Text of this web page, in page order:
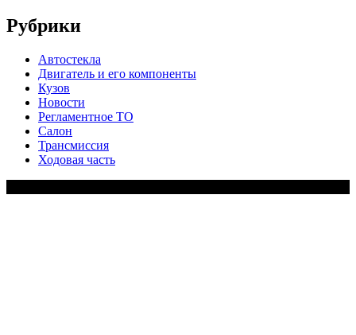
Рубрики
Автостекла
Двигатель и его компоненты
Кузов
Новости
Регламентное ТО
Салон
Трансмиссия
Ходовая часть